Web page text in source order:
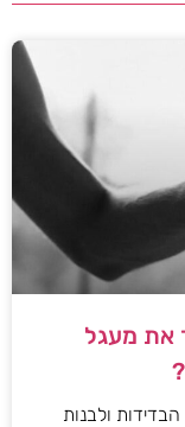
את מעגל
ולבנות